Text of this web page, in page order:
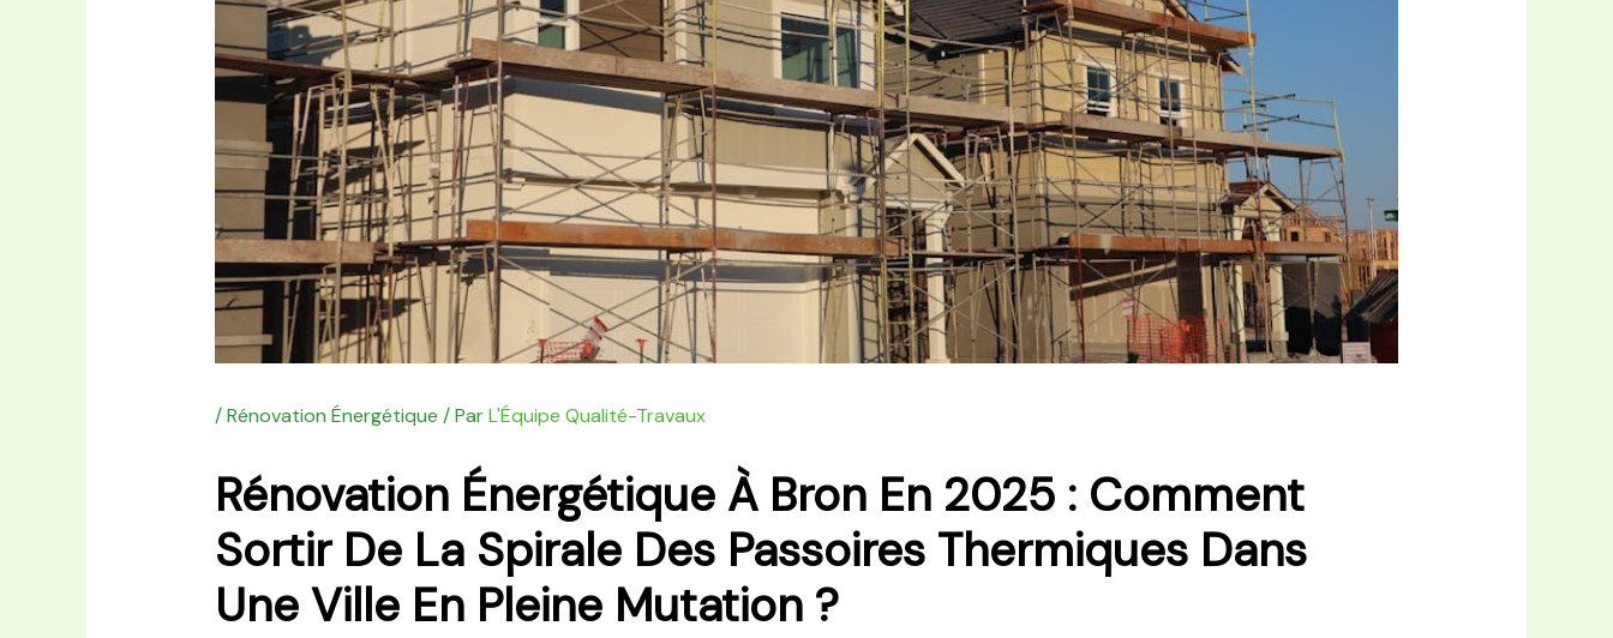
/Rénovation Énergétique / ParL'Équipe Qualité-Travaux
Rénovation Énergétique À Bron En 2025 : Comment
Sortir De La Spirale Des Passoires Thermiques Dans
Une Ville En Pleine Mutation ?